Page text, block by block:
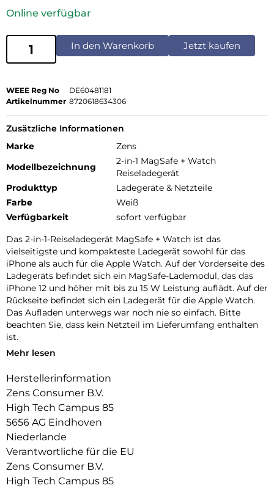
Online verfügbar
In den Warenkorb Jetzt kaufen
WEEE Reg No
DE60481181
Artikelnummer 8720618634306
Zusätzliche Informationen
Marke
Zens
Modellbezeichnung
2-in-1 MagSafe + Watch
Reiseladegerät
Produkttyp
Ladegeräte & Netzteile
Farbe
Weiß
Verfügbarkeit
sofort verfügbar
Das 2-in-1-Reiseladegerät MagSafe + Watch ist das
vielseitigste und kompakteste Ladegerät sowohl für das
iPhone als auch für die Apple Watch. Auf der Vorderseite des
Ladegeräts befindet sich ein MagSafe-Lademodul, das das
iPhone 12 und höher mit bis zu 15 W Leistung auflädt. Auf der
Rückseite befindet sich ein Ladegerät für die Apple Watch.
Das Aufladen unterwegs war noch nie so einfach. Bitte
beachten Sie, dass kein Netzteil im Lieferumfang enthalten
ist.
Das 2-in-1-Reiseladegerät MagSafe + Watch ist vollständig
Watch Ultra. Beim Öffnen des Ständers wird ein iPhone 12
und höher aufgeladen und liegt dem Benutzer in
horizontaler Position gegenüber. Ein Reiseetui ist im
Lieferumfang enthalten und verstaut das 2-in-1 MagSafe +
Watch-Reiseladegerät sowie das USB-C-zu-USB-C-Ladekabel
sicher. Dieses einzigartige 2-in-1-Ladegerät inklusive
Reiseetui sorgt dafür, dass sich Kabel und Ladegeräte nicht
in einer Tasche oder einem Koffer verheddern. Seelenfrieden
mit der Kraft in Ihrer Handfläche.
Mehr lesen
Herstellerinformation
Zens Consumer B.V.
High Tech Campus 85
5656 AG Eindhoven
Niederlande
Verantwortliche für die EU
Zens Consumer B.V.
High Tech Campus 85